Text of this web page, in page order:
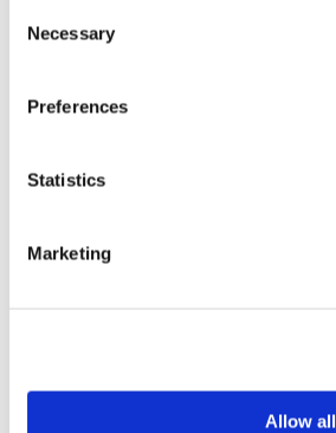
Selection
Necessary
Preferences
Statistics
Marketing
Allow all